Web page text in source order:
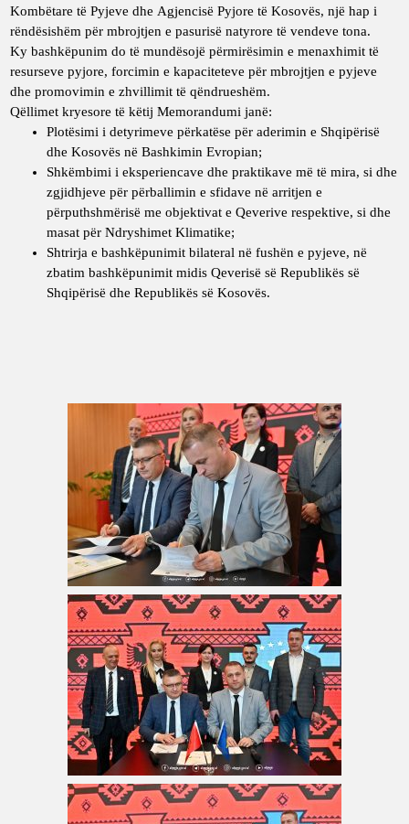
Kombëtare të Pyjeve dhe Agjencisë Pyjore të Kosovës, një hap i
rëndësishëm për mbrojtjen e pasurisë natyrore të vendeve tona.
Ky bashkëpunim do të mundësojë përmirësimin e menaxhimit të
resurseve pyjore, forcimin e kapaciteteve për mbrojtjen e pyjeve
dhe promovimin e zhvillimit të qëndrueshëm.
Qëllimet kryesore të këtij Memorandumi janë:
Plotësimi i detyrimeve përkatëse për aderimin e Shqipërisë
dhe Kosovës në Bashkimin Evropian;
Shkëmbimi i eksperiencave dhe praktikave më të mira, si dhe
zgjidhjeve për përballimin e sfidave në arritjen e
përputhshmërisë me objektivat e Qeverive respektive, si dhe
masat për Ndryshimet Klimatike;
Shtrirja e bashkëpunimit bilateral në fushën e pyjeve, në
zbatim bashkëpunimit midis Qeverisë së Republikës së
Shqipërisë dhe Republikës së Kosovës.